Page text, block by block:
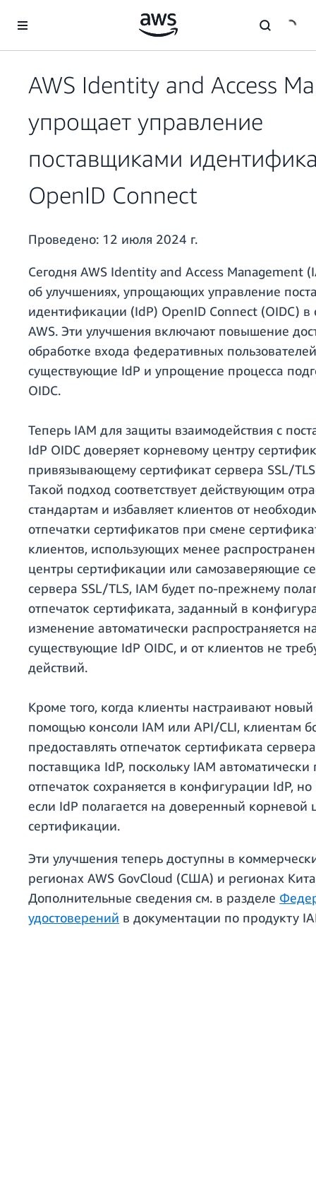
Перейти к главному контенту
AWS Identity and Access
упрощает управление
поставщиками
OpenID Connect
Проведено: 12 июля 2024 г.
Сегодня AWS Identity and Access Management
об улучшениях, упрощающих управление
идентификации (IdP) OpenID Connect (OIDC) в
AWS. Эти улучшения включают повышение
обработке входа федеративных
существующие IdP и упрощение процесса
OIDC.
Теперь IAM для защиты взаимодействия с
IdP OIDC доверяет корневому центру
привязывающему сертификат сервера SSL/
Такой подход соответствует действующим
стандартам и избавляет клиентов от
отпечатки сертификатов при смене
клиентов, использующих менее
центры сертификации или самозаверяющие
сервера SSL/TLS, IAM будет по-прежнему
отпечаток сертификата, заданный в
изменение автоматически распространяется
существующие IdP OIDC, и от клиентов не
действий.
Кроме того, когда клиенты настраивают новый
помощью консоли IAM или API/CLI, клиентам
предоставлять отпечаток сертификата
поставщика IdP, поскольку IAM автоматически
отпечаток сохраняется в конфигурации IdP, но
если IdP полагается на доверенный корневой
сертификации.
Эти улучшения теперь доступны в
регионах AWS GovCloud (США) и регионах
Дополнительные сведения см. в разделе
удостоверений в документации по продукту